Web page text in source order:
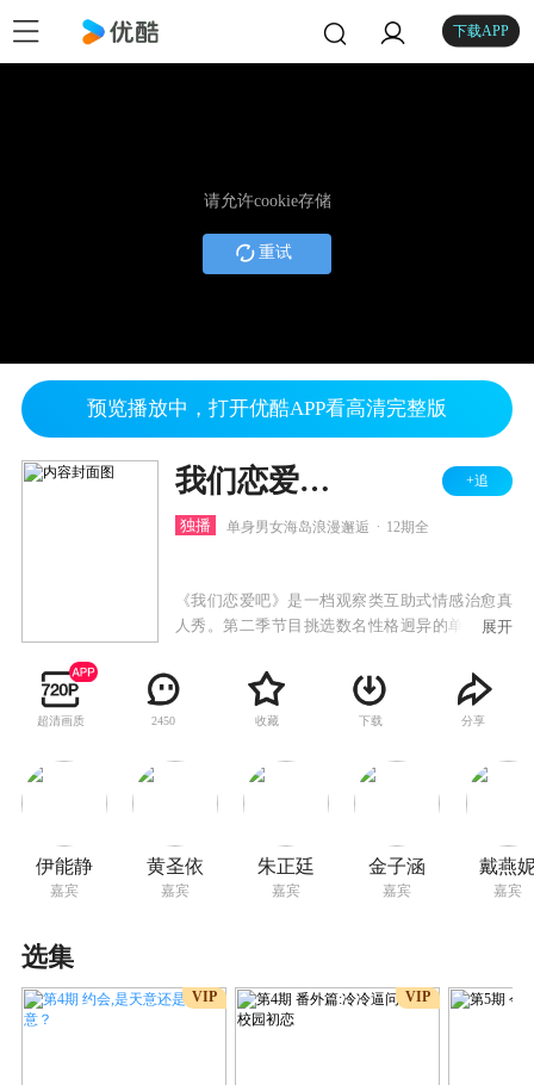
下载APP
请允许cookie存储
重试
预览播放中，打开优酷APP看高清完整版
我们恋爱吧 第二季 +追
独播 单身男女海岛浪漫邂逅 12期全
《我们恋爱吧》是一档观察类互助式情感治愈真
人秀。第二季节目挑选数名性格迥异的单身年轻
这段为期15天朝夕相处的假期中，节目组将设定
各种约会机会、每日睡前卧谈、某某某之夜等独
特环节，为素人相处创造机会了解彼此，展现当
静、黄圣依等明星嘉宾将作为场外恋爱观察员，
反观几位素人单身男女日常相处的生活细节，推
递和倡导积极正向的恋爱观。
展开
超清画质 2450 收藏 下载 分享
伊能静
嘉宾
黄圣依
嘉宾
朱正廷
嘉宾
金子涵
嘉宾
戴燕
嘉宾
选集
VIP VIP